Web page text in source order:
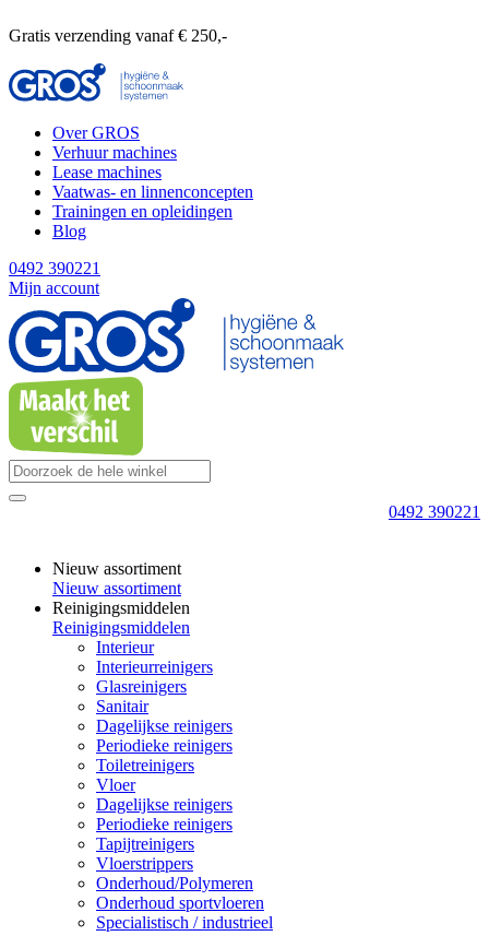
Gratis verzending vanaf € 250,-
Over GROS
Verhuur machines
Lease machines
Vaatwas- en linnenconcepten
Trainingen en opleidingen
Blog
0492 390221
Mijn account
0492 390221
Nieuw assortiment
Nieuw assortiment
Reinigingsmiddelen
Reinigingsmiddelen
Interieur
Interieurreinigers
Glasreinigers
Sanitair
Dagelijkse reinigers
Periodieke reinigers
Toiletreinigers
Vloer
Dagelijkse reinigers
Periodieke reinigers
Tapijtreinigers
Vloerstrippers
Onderhoud/Polymeren
Onderhoud sportvloeren
Specialistisch / industrieel